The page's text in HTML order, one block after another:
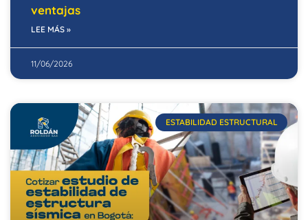
ventajas
LEE MÁS »
11/06/2026
ESTABILIDAD ESTRUCTURAL